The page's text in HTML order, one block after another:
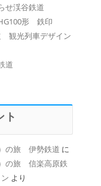
せ渓谷鉄道
形 鉄印
観光列車デザイン
道
ト
の旅 伊勢鉄道 に
の旅 信楽高原鉄
より